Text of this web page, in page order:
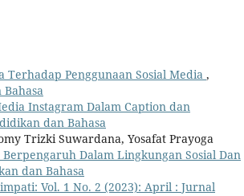
Terhadap Penggunaan Sosial Media ,
Instagram Dalam Caption dan
dan Bahasa
Trizki Suwardana, Yosafat Prayoga
Dalam Lingkungan Sosial Dan
dan Bahasa
Vol. 1 No. 2 (2023): April : Jurnal